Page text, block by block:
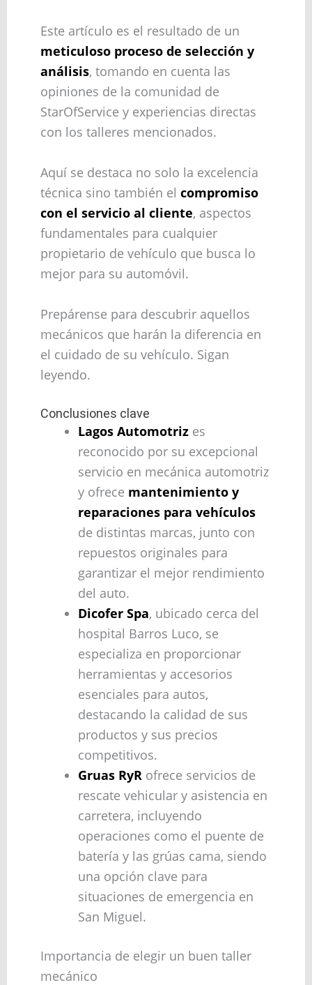
Este artículo es el resultado de un
meticuloso proceso de selección y
análisis, tomando en cuenta las
opiniones de la comunidad de
StarOfService y experiencias directas
con los talleres mencionados.
Aquí se destaca no solo la excelencia
técnica sino también el compromiso
con el servicio al cliente, aspectos
fundamentales para cualquier
propietario de vehículo que busca lo
mejor para su automóvil.
Prepárense para descubrir aquellos
mecánicos que harán la diferencia en
el cuidado de su vehículo. Sigan
leyendo.
Conclusiones clave
Lagos Automotrizes
reconocido por su excepcional
servicio en mecánica automotriz
y ofrece mantenimiento y
reparaciones para vehículos
de distintas marcas, junto con
repuestos originales para
garantizar el mejor rendimiento
del auto.
Dicofer Spa, ubicado cerca del
hospital Barros Luco, se
especializa en proporcionar
herramientas y accesorios
esenciales para autos,
destacando la calidad de sus
productos y sus precios
competitivos.
Gruas RyR ofrece servicios de
rescate vehicular y asistencia en
carretera, incluyendo
operaciones como el puente de
batería y las grúas cama, siendo
una opción clave para
situaciones de emergencia en
San Miguel.
Importancia de elegir un buen taller
mecánico